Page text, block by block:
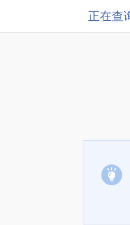
正在查